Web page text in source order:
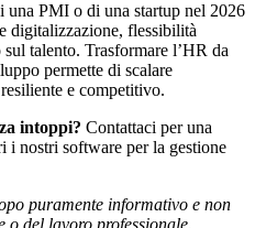
una PMI o di una startup nel 2026
digitalizzazione, flessibilità
talento. Trasformare l’HR da
permette di scalare
e competitivo.
intoppi? Contattaci per una
i nostri software per la gestione
puramente informativo e non